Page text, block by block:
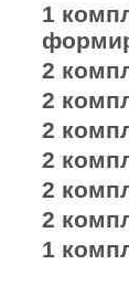
1
2
2
2
2
2
2
1